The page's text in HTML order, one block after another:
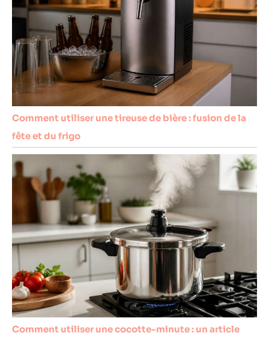
Comment utiliser une tireuse de bière : fusion de la
fête et du frigo
Comment utiliser une cocotte-minute : un article